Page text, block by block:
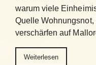
warum viele
Quelle
verschärfen auf
Weiterlesen